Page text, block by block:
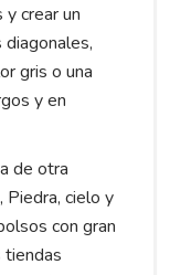
crear un
gris o una
y en
de otra
, Piedra, cielo y
con gran
tiendas